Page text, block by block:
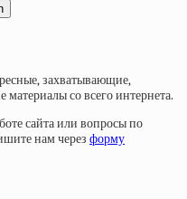
захватывающие,
со всего интернета.
сайта или вопросы по
нам через форму